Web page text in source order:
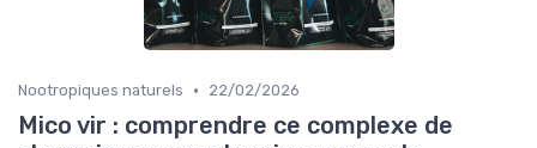
Nootropiques naturels • 22/02/2026
Mico vir : comprendre ce complexe de